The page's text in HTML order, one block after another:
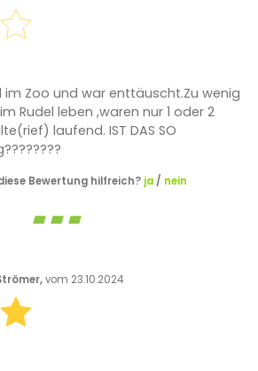
Zoo und war enttäuscht.Zu wenig
Rudel leben ,waren nur 1 oder 2
laufend. IST DAS SO
Bewertung hilfreich? ja/ nein
vom 23.10.2024